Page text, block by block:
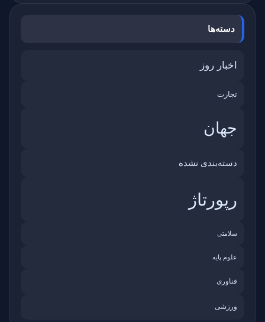
دسته‌ها
اخبار روز
تجارت
جهان
دسته‌بندی نشده
رپورتاژ
سلامتی
علوم پایه
فناوری
ورزشی